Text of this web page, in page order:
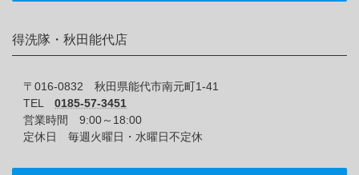
得洗隊・秋田能代店
〒016-0832 秋田県能代市南元町1-41
TEL 0185-57-3451
営業時間 9:00～18:00
定休日 毎週火曜日・水曜日不定休